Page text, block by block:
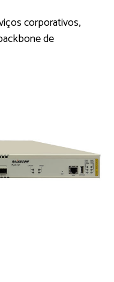
corporativos,
de